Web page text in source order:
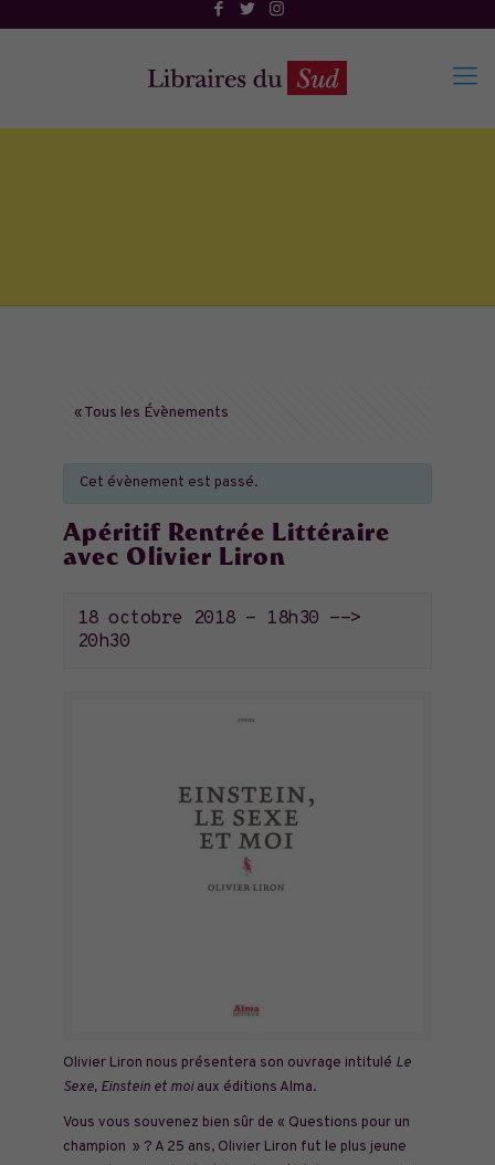
« Tous les Évènements
Cet évènement est passé.
Apéritif Rentrée Littéraire
avec Olivier Liron
18 octobre 2018 - 18h30 -->
20h30
Olivier Liron nous présentera son ouvrage intitulé Le
Sexe, Einstein et moiaux éditions Alma.
Vous vous souvenez bien sûr de « Questions pour un
champion » ? A 25 ans, Olivier Liron fut le plus jeune